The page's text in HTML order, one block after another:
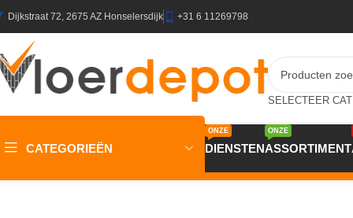
Dijkstraat 72, 2675 AZ Honselersdijk +31 6 11269798
CATEGORIEËN DIENSTEN
ONZE
ASSORTIMENT
ONZE
PVC Vloeren/LVT Homeline 55